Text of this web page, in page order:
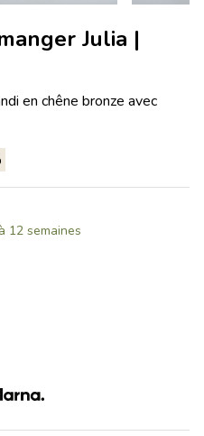
Julia |
en chêne bronze avec
12 semaines